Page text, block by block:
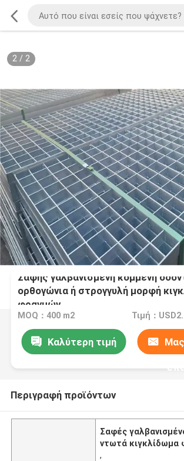
2/ 2
Σαφής γαλβανισμένη κομμένη
ορθογώνια ή στρογγυλή μορφή
φραγμών
MOQ：400 m2 Τιμή：
Καλύτερη τιμή
Περιγραφή προϊόντων
Σαφές
ντωτά κιγκλίδωμα
,